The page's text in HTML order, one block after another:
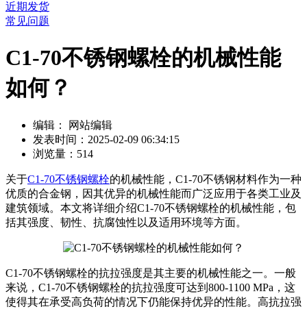
近期发货
常见问题
C1-70不锈钢螺栓的机械性能
如何？
编辑： 网站编辑
发表时间：2025-02-09 06:34:15
浏览量：514
关于C1-70不锈钢螺栓的机械性能，C1-70不锈钢材料作为一种
优质的合金钢，因其优异的机械性能而广泛应用于各类工业及
建筑领域。本文将详细介绍C1-70不锈钢螺栓的机械性能，包
括其强度、韧性、抗腐蚀性以及适用环境等方面。
C1-70不锈钢螺栓的抗拉强度是其主要的机械性能之一。一般
来说，C1-70不锈钢螺栓的抗拉强度可达到800-1100 MPa，这
使得其在承受高负荷的情况下仍能保持优异的性能。高抗拉强